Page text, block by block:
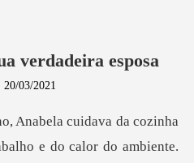
0
verdadeira esposa
20/03/2021